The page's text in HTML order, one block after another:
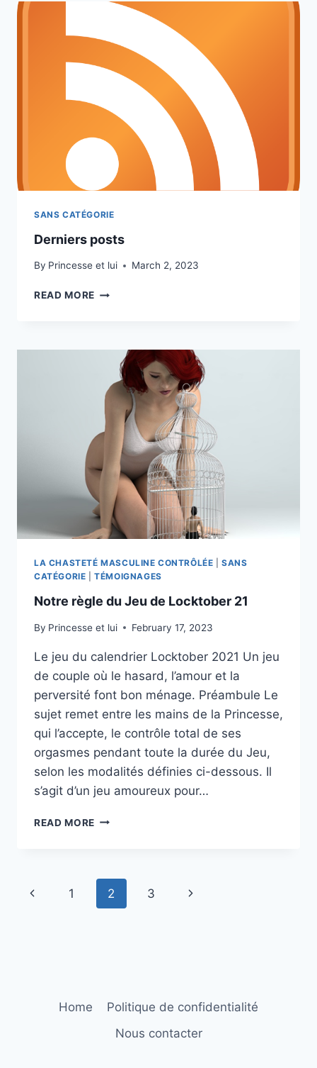
MOQUERIE
SANS CATÉGORIE
Derniers posts
By Princesse et lui March 2, 2023
READ MORE DERNIERS
LA CHASTETÉ MASCULINE CONTRÔLÉE |SANS
CATÉGORIE |TÉMOIGNAGES
Notre règle du Jeu de Locktober 21
By Princesse et lui February 17, 2023
Le jeu du calendrier Locktober 2021 Un jeu
de couple où le hasard, l’amour et la
perversité font bon ménage. Préambule Le
sujet remet entre les mains de la Princesse,
qui l’accepte, le contrôle total de ses
orgasmes pendant toute la durée du Jeu,
selon les modalités définies ci-dessous. Il
s’agit d’un jeu amoureux pour…
READ MORE NOTRE
DE
LOCKTOBER
21
Page
Previous
1 2 3
Next
Home
Politique de confidentialité
Nous contacter